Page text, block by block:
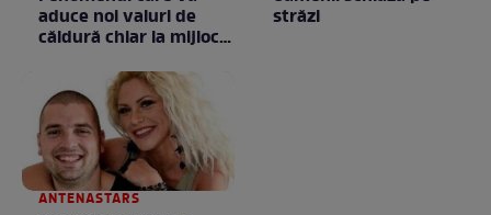
aduce noi valuri de
căldură chiar la mijlocul
străzi
ANTENASTARS